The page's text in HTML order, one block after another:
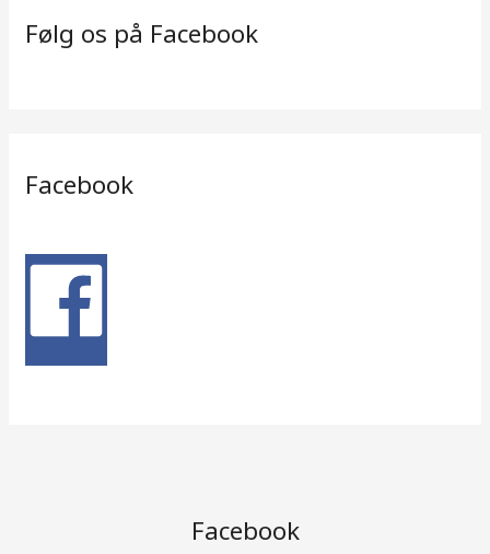
Følg os på Facebook
Facebook
Facebook